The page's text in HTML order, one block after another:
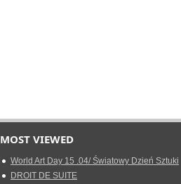
MOST VIEWED
World Art Day 15 .04/ Światowy Dzień Sztuki
DROIT DE SUITE